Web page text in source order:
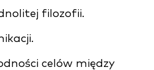
filozofii.
celów między